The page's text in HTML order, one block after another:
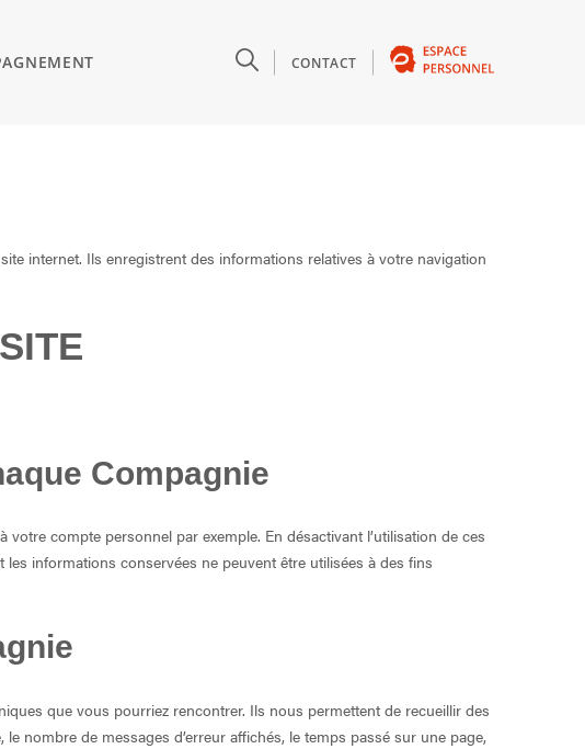
CONTACT
internet. Ils enregistrent des informations relatives à votre navigation
Compagnie
compte personnel par exemple. En désactivant l’utilisation de ces
informations conservées ne peuvent être utilisées à des fins
que vous pourriez rencontrer. Ils nous permettent de recueillir des
nombre de messages d’erreur affichés, le temps passé sur une page,